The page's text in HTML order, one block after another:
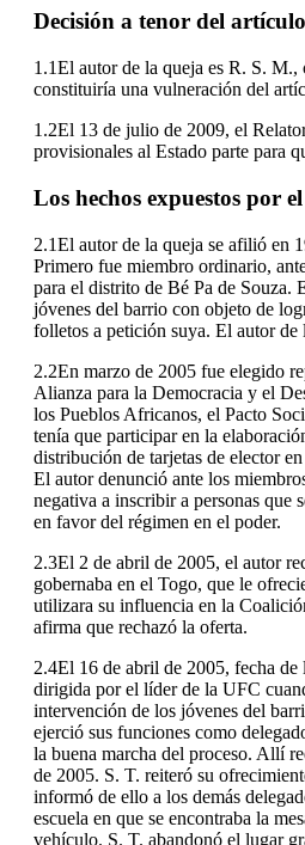
Decisión a tenor del
1.1El autor de la queja es R. S.
constituiría una vulneración del
1.2El 13 de julio de 2009, el
provisionales al Estado parte para
Los hechos expuestos por
2.1El autor de la queja se afilió en
Primero fue miembro ordinario,
para el distrito de Bé Pa de Souza.
jóvenes del barrio con objeto de
folletos a petición suya. El autor de
2.2En marzo de 2005 fue elegido
Alianza para la Democracia y el
los Pueblos Africanos, el Pacto
tenía que participar en la
distribución de tarjetas de elector
El autor denunció ante los
negativa a inscribir a personas que
en favor del régimen en el poder.
2.3El 2 de abril de 2005, el autor
gobernaba en el Togo, que le
utilizara su influencia en la
afirma que rechazó la oferta.
2.4El 16 de abril de 2005, fecha
dirigida por el líder de la UFC
intervención de los jóvenes del
ejerció sus funciones como
la buena marcha del proceso. Allí
de 2005. S. T. reiteró su
informó de ello a los demás
escuela en que se encontraba la
vehículo. S. T. abandonó el lugar